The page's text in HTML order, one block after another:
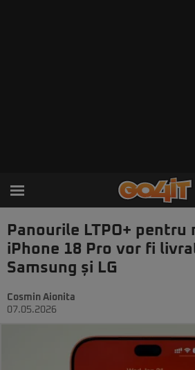
Panourile LTPO+ pentru
iPhone 18 Pro vor fi
Samsung și LG
Cosmin Aionita
07.05.2026